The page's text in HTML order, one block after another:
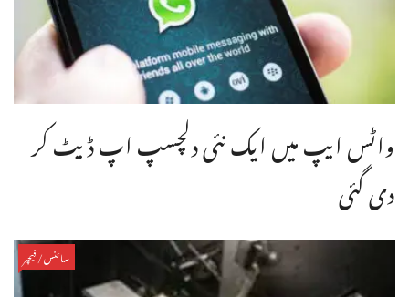
واٹس ایپ میں ایک نئی دلچسپ اپ ڈیٹ کر
دی گئی
سائنس/فیچر